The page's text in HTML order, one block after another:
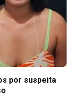
por suspeita